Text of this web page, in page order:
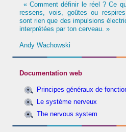
« Comment définir le réel ? Ce
ressens, vois, goûtes ou
sont rien que des impulsions
interprétées par ton cerveau. »
Andy Wachowski
Documentation web
Principes généraux de
Le système nerveux
The nervous system